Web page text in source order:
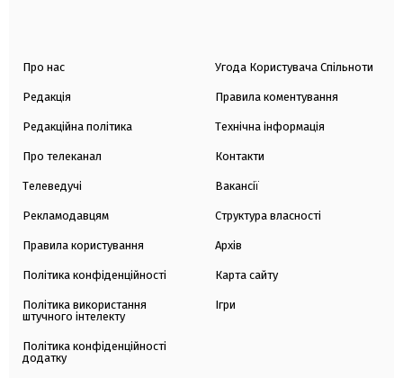
Про нас
Редакція
Редакційна політика
Про телеканал
Телеведучі
Рекламодавцям
Правила користування
Політика конфіденційності
Політика використання
штучного інтелекту
Політика конфіденційності
додатку
Угода Користувача Спільноти
Правила коментування
Технічна інформація
Контакти
Вакансії
Структура власності
Архів
Карта сайту
Ігри